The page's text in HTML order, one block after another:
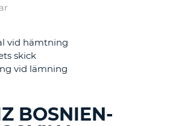
vid hämtning
skick
vid lämning
Varje
gång
när
jag
bokar
BOSNIEN-